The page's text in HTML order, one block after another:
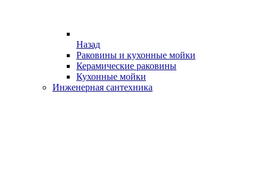
Назад
Раковины и кухонные мойки
Керамические раковины
Кухонные мойки
Инженерная сантехника